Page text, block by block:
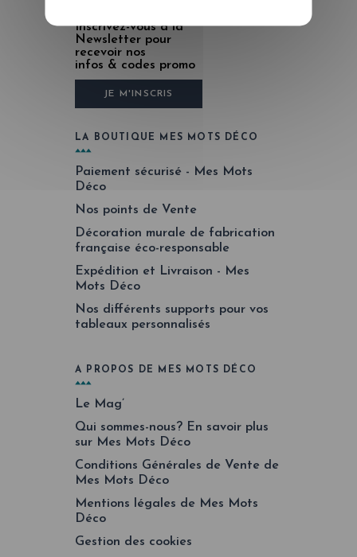
Inscrivez-vous à la
Newsletter pour
recevoir nos
infos & codes promo
JE M'INSCRIS
LA BOUTIQUE MES MOTS DÉCO
Paiement sécurisé - Mes Mots
Déco
Nos points de Vente
Décoration murale de fabrication
française éco-responsable
Expédition et Livraison - Mes
Mots Déco
Nos différents supports pour vos
tableaux personnalisés
A PROPOS DE MES MOTS DÉCO
Le Mag’
Qui sommes-nous? En savoir plus
sur Mes Mots Déco
Conditions Générales de Vente de
Mes Mots Déco
Mentions légales de Mes Mots
Déco
Gestion des cookies